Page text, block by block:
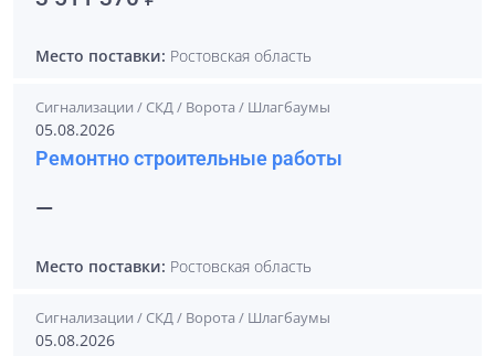
Место поставки: Ростовская область
Сигнализации / СКД / Ворота / Шлагбаумы
05.08.2026
Ремонтно строительные работы
—
Место поставки: Ростовская область
Сигнализации / СКД / Ворота / Шлагбаумы
05.08.2026